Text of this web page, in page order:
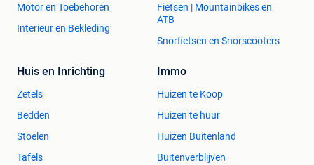
Motor en Toebehoren
Interieur en Bekleding
Fietsen | Mountainbikes en
ATB
Snorfietsen en Snorscooters
Huis en Inrichting
Zetels
Bedden
Stoelen
Tafels
Immo
Huizen te Koop
Huizen te huur
Huizen Buitenland
Buitenverblijven